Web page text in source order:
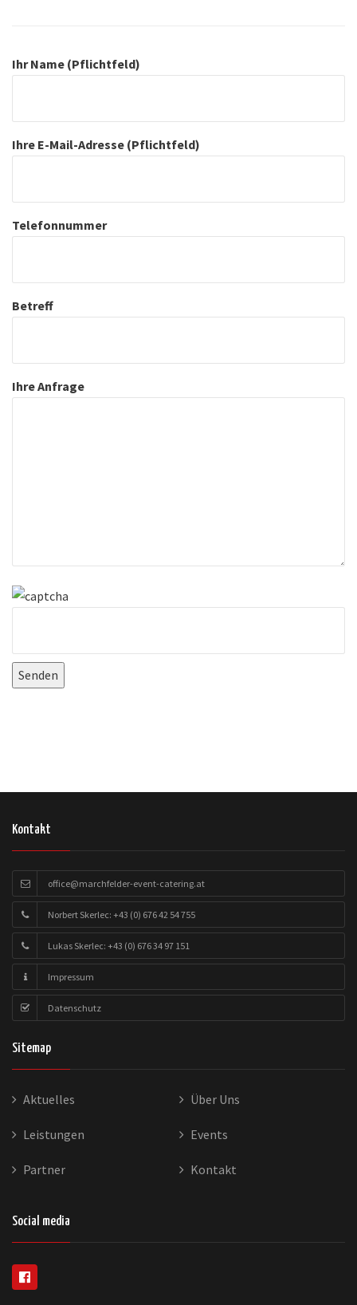
Ihr Name (Pflichtfeld)
Ihre E-Mail-Adresse (Pflichtfeld)
Telefonnummer
Betreff
Ihre Anfrage
Kontakt
office@marchfelder-event-catering.at
Norbert Skerlec: +43 (0) 676 42 54 755
Lukas Skerlec: +43 (0) 676 34 97 151
Impressum
Datenschutz
Sitemap
Aktuelles Über Uns
Leistungen Events
Partner Kontakt
Social media